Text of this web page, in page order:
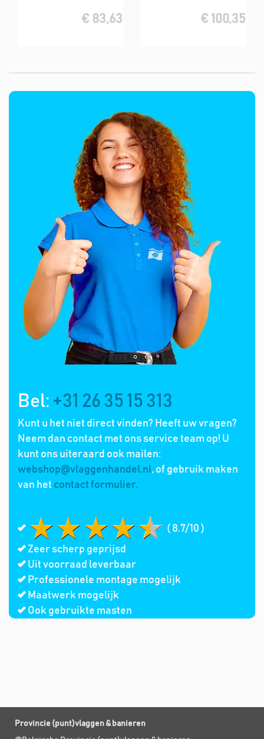
€ 83,63 € 100,35
Bel: +31 26 35 15 313
Kunt u het niet direct vinden? Heeft uw vragen?
Neem dan contact met ons service team op! U
kunt ons uiteraard ook mailen:
webshop@vlaggenhandel.nl, of gebruik maken
van het contact formulier.
( 8.7/10 )
Zeer scherp geprijsd
Uit voorraad leverbaar
Professionele montage mogelijk
Maatwerk mogelijk
Ook gebruikte masten
Provincie (punt)vlaggen & banieren